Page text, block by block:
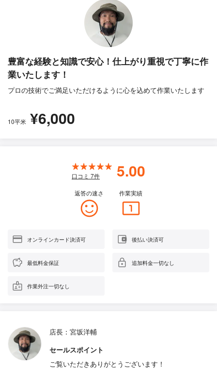
豊富な経験と知識で安心！仕上がり重視で丁寧に作
業いたします！
プロの技術でご満足いただけるように心を込めて作業いたします
10平米 ¥6,000
口コミ 7件 5.00
返答の速さ 作業実績
オンラインカード決済可 後払い決済可
最低料金保証 追加料金一切なし
作業外注一切なし
店長：宮坂洋輔
セールスポイント
ご覧いただきありがとうございます！